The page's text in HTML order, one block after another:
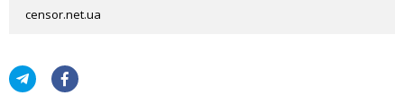
censor.net.ua